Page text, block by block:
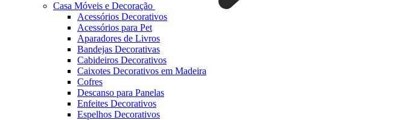
Casa Móveis e Decoração
Acessórios Decorativos
Acessórios para Pet
Aparadores de Livros
Bandejas Decorativas
Cabideiros Decorativos
Caixotes Decorativos em Madeira
Cofres
Descanso para Panelas
Enfeites Decorativos
Espelhos Decorativos